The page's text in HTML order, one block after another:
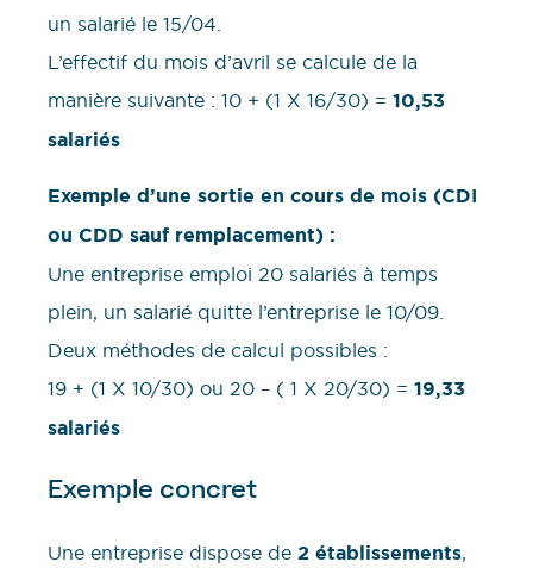
un salarié le 15/04.
L’effectif du mois d’avril se calcule de la
manière suivante : 10 + (1 X 16/30) = 10,53
salariés
Exemple d’une sortie en cours de mois (CDI
ou CDD sauf remplacement) :
Une entreprise emploi 20 salariés à temps
plein, un salarié quitte l’entreprise le 10/09.
Deux méthodes de calcul possibles :
19 + (1 X 10/30) ou 20 – ( 1 X 20/30) = 19,33
salariés
Exemple concret
Une entreprise dispose de 2 établissements,